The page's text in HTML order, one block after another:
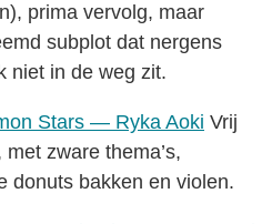
prima vervolg, maar
subplot dat nergens
niet in de weg zit.
Stars — Ryka Aoki Vrij
met zware thema’s,
donuts bakken en violen.